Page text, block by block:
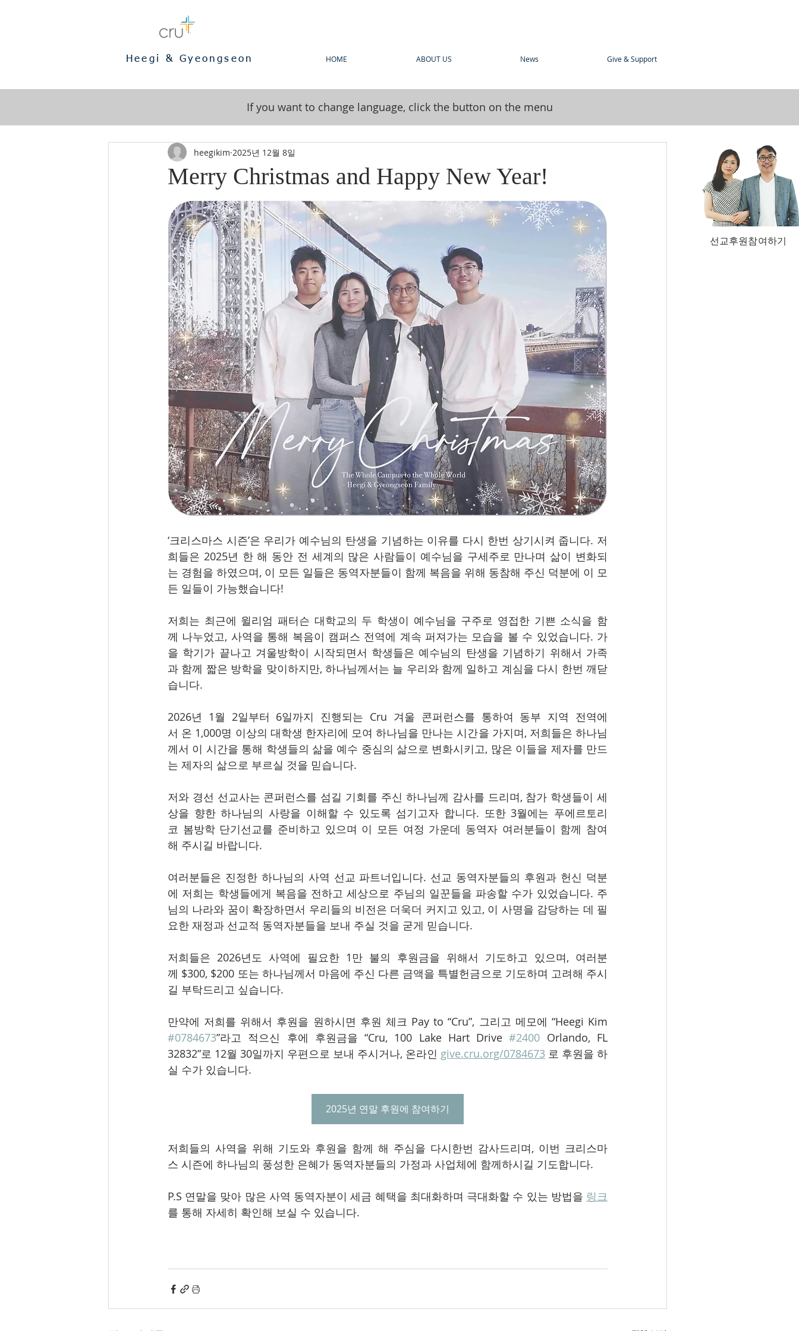
Heegi & Gyeongseon HOME ABOUT US News Give & Support
If you want to change language, click the button on the menu
Merry Christmas and Happy New Year!
heegikim 2025년 12월 8일
‘크리스마스 시즌’은 우리가 예수님의 탄생을 기념하는 이유를 다시 한번 상기시켜 줍니다. 저
희들은 2025년 한 해 동안 전 세계의 많은 사람들이 예수님을 구세주로 만나며 삶이 변화되
는 경험을 하였으며, 이 모든 일들은 동역자분들이 함께 복음을 위해 동참해 주신 덕분에 이 모
든 일들이 가능했습니다!
저희는 최근에 윌리엄 패터슨 대학교의 두 학생이 예수님을 구주로 영접한 기쁜 소식을 함
께 나누었고, 사역을 통해 복음이 캠퍼스 전역에 계속 퍼져가는 모습을 볼 수 있었습니다. 가
을 학기가 끝나고 겨울방학이 시작되면서 학생들은 예수님의 탄생을 기념하기 위해서 가족
과 함께 짧은 방학을 맞이하지만, 하나님께서는 늘 우리와 함께 일하고 계심을 다시 한번 깨닫
습니다.
2026년 1월 2일부터 6일까지 진행되는 Cru 겨울 콘퍼런스를 통하여 동부 지역 전역에
서 온 1,000명 이상의 대학생 한자리에 모여 하나님을 만나는 시간을 가지며, 저희들은 하나님
께서 이 시간을 통해 학생들의 삶을 예수 중심의 삶으로 변화시키고, 많은 이들을 제자를 만드
는 제자의 삶으로 부르실 것을 믿습니다.
저와 경선 선교사는 콘퍼런스를 섬길 기회를 주신 하나님께 감사를 드리며, 참가 학생들이 세
상을 향한 하나님의 사랑을 이해할 수 있도록 섬기고자 합니다. 또한 3월에는 푸에르토리
코 봄방학 단기선교를 준비하고 있으며 이 모든 여정 가운데 동역자 여러분들이 함께 참여
해 주시길 바랍니다.
여러분들은 진정한 하나님의 사역 선교 파트너입니다. 선교 동역자분들의 후원과 헌신 덕분
에 저희는 학생들에게 복음을 전하고 세상으로 주님의 일꾼들을 파송할 수가 있었습니다. 주
님의 나라와 꿈이 확장하면서 우리들의 비전은 더욱더 커지고 있고, 이 사명을 감당하는 데 필
요한 재정과 선교적 동역자분들을 보내 주실 것을 굳게 믿습니다.
저희들은 2026년도 사역에 필요한 1만 불의 후원금을 위해서 기도하고 있으며, 여러분
께 $300, $200 또는 하나님께서 마음에 주신 다른 금액을 특별헌금으로 기도하며 고려해 주시
길 부탁드리고 싶습니다.
#0784673”라고 적으신 후에 후원금을 “Cru, 100 Lake Hart Drive #2400 Orlando, FL
32832”로 12월 30일까지 우편으로 보내 주시거나, 온라인 give.cru.org/0784673 로 후원을 하
실 수가 있습니다.
2025년 연말 후원에 참여하기
저희들의 사역을 위해 기도와 후원을 함께 해 주심을 다시한번 감사드리며, 이번 크리스마
스 시즌에 하나님의 풍성한 은혜가 동역자분들의 가정과 사업체에 함께하시길 기도합니다.
P.S 연말을 맞아 많은 사역 동역자분이 세금 혜택을 최대화하며 극대화할 수 있는 방법을 링크
를 통해 자세히 확인해 보실 수 있습니다.
선교후원참여하기